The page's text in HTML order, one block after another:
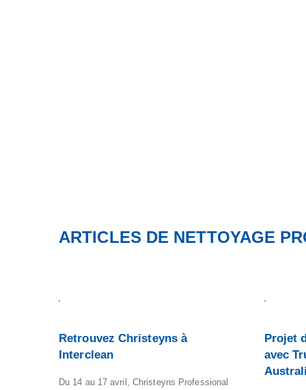
ARTICLES DE NETTOYAGE
Retrouvez Christeyns à
Interclean
Du 14 au 17 avril, Christeyns Professional
Projet
avec